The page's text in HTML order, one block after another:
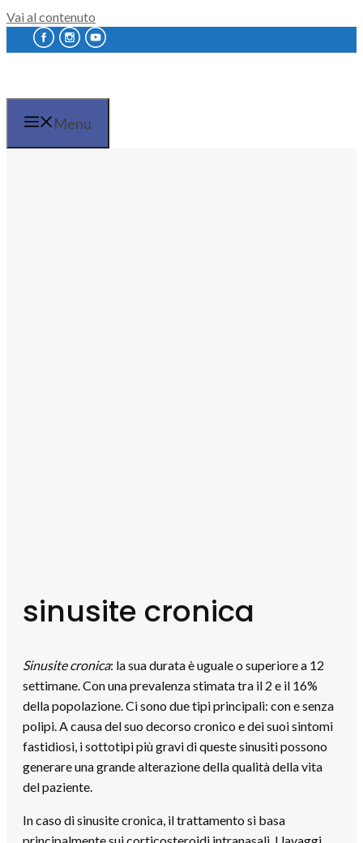
Vai al contenuto
Menu
sinusite cronica
Sinusite cronica: la sua durata è uguale o superiore a 12
settimane. Con una prevalenza stimata tra il 2 e il 16%
della popolazione. Ci sono due tipi principali: con e senza
polipi. A causa del suo decorso cronico e dei suoi sintomi
fastidiosi, i sottotipi più gravi di queste sinusiti possono
generare una grande alterazione della qualità della vita
del paziente.
In caso di sinusite cronica, il trattamento si basa